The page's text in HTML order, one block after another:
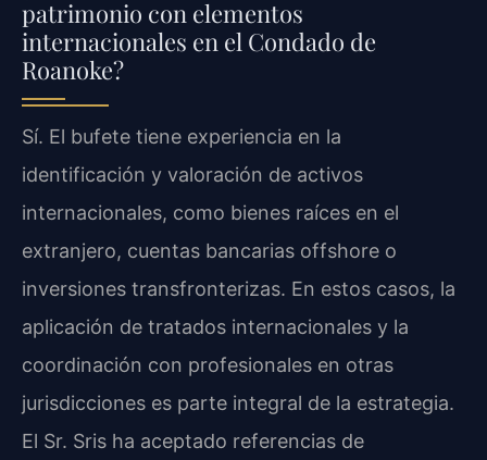
patrimonio con elementos
internacionales en el Condado de
Roanoke?
Sí. El bufete tiene experiencia en la
identificación y valoración de activos
internacionales, como bienes raíces en el
extranjero, cuentas bancarias offshore o
inversiones transfronterizas. En estos casos, la
aplicación de tratados internacionales y la
coordinación con profesionales en otras
jurisdicciones es parte integral de la estrategia.
El Sr. Sris ha aceptado referencias de